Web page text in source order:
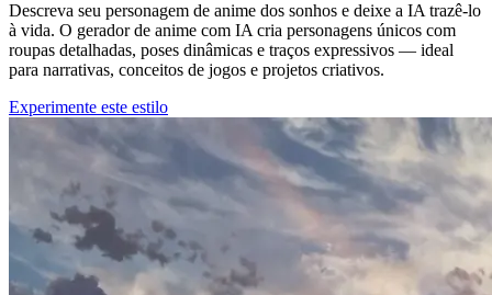
Descreva seu personagem de anime dos sonhos e deixe a IA trazê-lo
à vida. O gerador de anime com IA cria personagens únicos com
roupas detalhadas, poses dinâmicas e traços expressivos — ideal
para narrativas, conceitos de jogos e projetos criativos.
Experimente este estilo